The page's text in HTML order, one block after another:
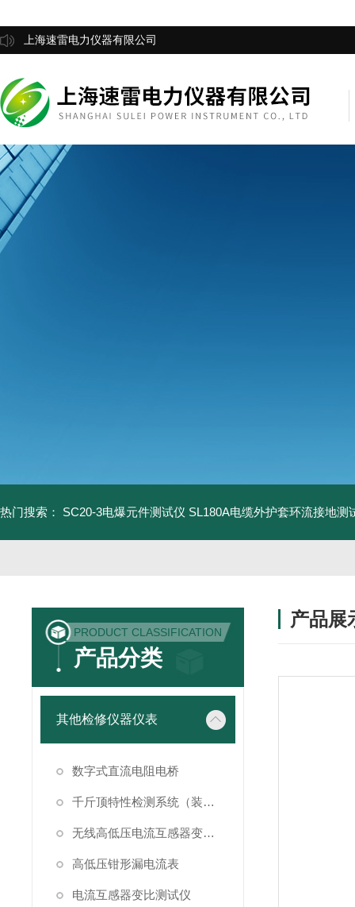
上海速雷电力仪器有限公司
热门搜索： SC20-3电爆元件测试仪 SL180A电缆外护套环流接地测
PRODUCT CLASSIFICATION
产品分类
其他检修仪器仪表
数字式直流电阻电桥
千斤顶特性检测系统（装置）
无线高低压电流互感器变比测试仪
高低压钳形漏电流表
电流互感器变比测试仪
产品展